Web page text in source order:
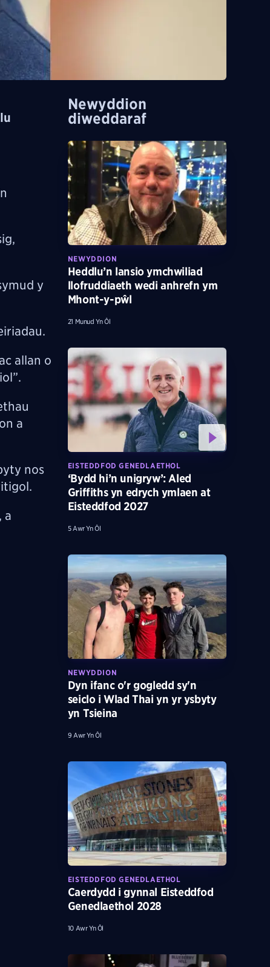
y
allan o
a
nos
a
Newyddion
diweddaraf
NEWYDDION
Heddlu’n lansio ymchwiliad
llofruddiaeth wedi anhrefn ym
Mhont-y-pŵl
21 Munud Yn Ôl
EISTEDDFOD GENEDLAETHOL
‘Bydd hi’n unigryw’: Aled
Griffiths yn edrych ymlaen at
Eisteddfod 2027
5 Awr Yn Ôl
NEWYDDION
Dyn ifanc o'r gogledd sy'n
seiclo i Wlad Thai yn yr ysbyty
yn Tsieina
9 Awr Yn Ôl
EISTEDDFOD GENEDLAETHOL
Caerdydd i gynnal Eisteddfod
Genedlaethol 2028
10 Awr Yn Ôl